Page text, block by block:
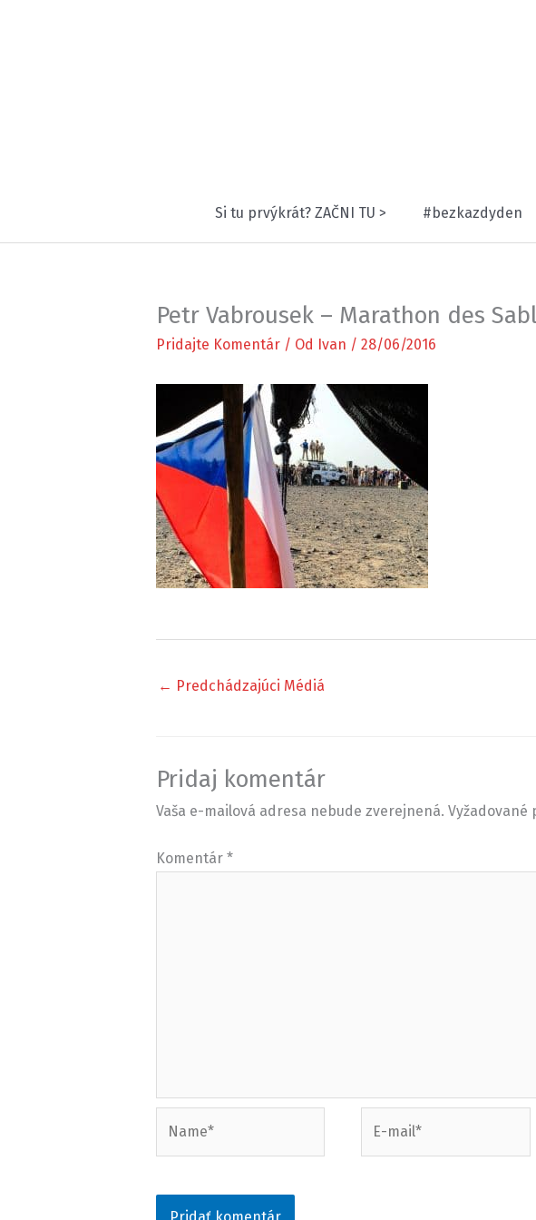
Si tu prvýkrát? ZAČNI TU > #bezkazdyden
Petr Vabrousek – Marathon des
Pridajte Komentár / Od Ivan / 28/06/2016
← Predchádzajúci Médiá
Pridaj komentár
Vaša e-mailová adresa nebude zverejnená. Vyžadované
Komentár *